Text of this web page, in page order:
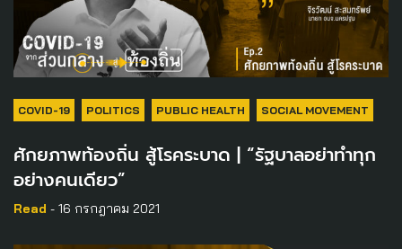
COVID-19 POLITICS PUBLIC HEALTH SOCIAL MOVEMENT
ศักยภาพท้องถิ่น สู้โรคระบาด | “รัฐบาลอย่าทำทุก
อย่างคนเดียว”
Read - 16 กรกฎาคม 2021